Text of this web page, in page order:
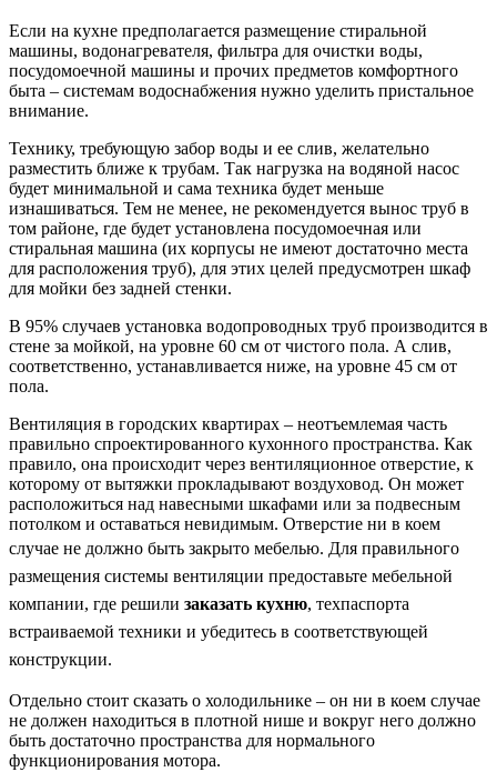
Если на кухне предполагается размещение стиральной
машины, водонагревателя, фильтра для очистки воды,
посудомоечной машины и прочих предметов комфортного
быта – системам водоснабжения нужно уделить пристальное
внимание.
Технику, требующую забор воды и ее слив, желательно
разместить ближе к трубам. Так нагрузка на водяной насос
будет минимальной и сама техника будет меньше
изнашиваться. Тем не менее, не рекомендуется вынос труб в
том районе, где будет установлена посудомоечная или
стиральная машина (их корпусы не имеют достаточно места
для расположения труб), для этих целей предусмотрен шкаф
для мойки без задней стенки.
В 95% случаев установка водопроводных труб производится в
стене за мойкой, на уровне 60 см от чистого пола. А слив,
соответственно, устанавливается ниже, на уровне 45 см от
пола.
Вентиляция в городских квартирах – неотъемлемая часть
правильно спроектированного кухонного пространства. Как
правило, она происходит через вентиляционное отверстие, к
которому от вытяжки прокладывают воздуховод. Он может
расположиться над навесными шкафами или за подвесным
потолком и оставаться невидимым. Отверстие ни в коем
случае не должно быть закрыто мебелью. Для правильного
размещения системы вентиляции предоставьте мебельной
компании, где решили заказать кухню, техпаспорта
встраиваемой техники и убедитесь в соответствующей
конструкции.
Отдельно стоит сказать о холодильнике – он ни в коем случае
не должен находиться в плотной нише и вокруг него должно
быть достаточно пространства для нормального
функционирования мотора.